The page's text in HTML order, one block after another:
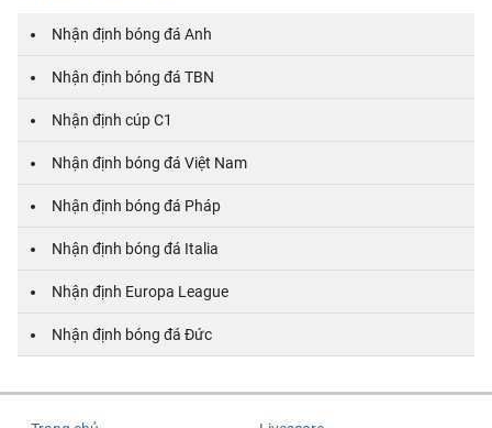
Nhận định bóng đá Anh
Nhận định bóng đá TBN
Nhận định cúp C1
Nhận định bóng đá Việt Nam
Nhận định bóng đá Pháp
Nhận định bóng đá Italia
Nhận định Europa League
Nhận định bóng đá Đức